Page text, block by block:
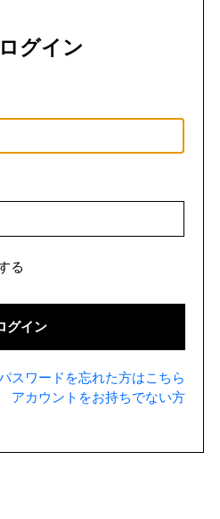
グイン
る
グイン
スワードを忘れた方はこちら
アカウントをお持ちでない方